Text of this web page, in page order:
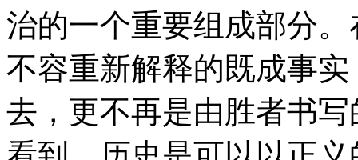
治的一个重要组成部分
不容重新解释的既成事
去，更不再是由胜者书